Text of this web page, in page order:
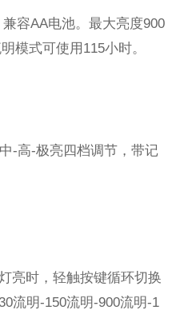
容AA电池。最大亮度900
模式可使用115小时。
-高-极亮四档调节，带记
亮时，轻触按键循环切换
流明-150流明-900流明-1